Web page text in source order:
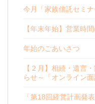
今月「家族信託セミ
【年末年始】営業時
年始のごあいさつ
【２月】相続・遺言
らせ～「オンライン
「第18回経営計画発